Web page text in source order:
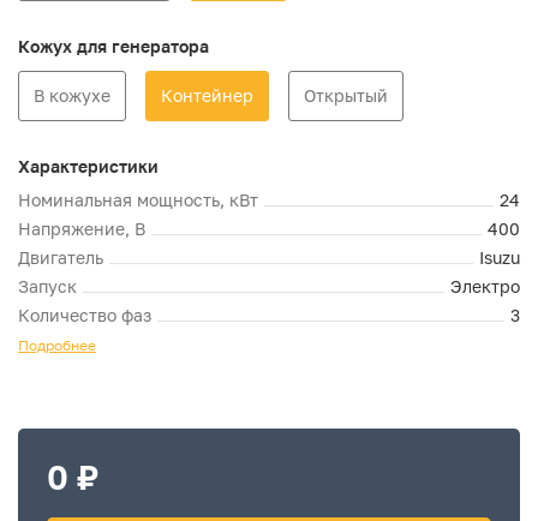
Кожух для генератора
В кожухе Контейнер Открытый
Характеристики
Номинальная мощность, кВт
24
Напряжение, В
400
Двигатель
Isuzu
Запуск
Электро
Количество фаз
3
Подробнее
0 ₽